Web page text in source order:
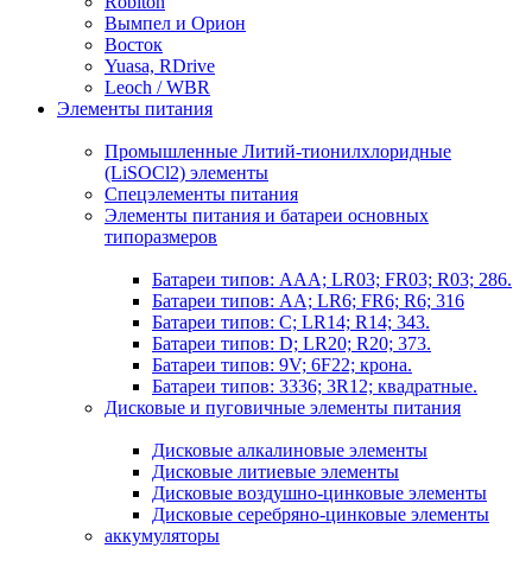
Вымпел и Орион
Восток
Yuasa, RDrive
Leoch / WBR
Элементы питания
Промышленные Литий-тионилхлоридные
(LiSOCl2) элементы
Спецэлементы питания
Элементы питания и батареи основных
типоразмеров
Батареи типов: AAA; LR03; FR03; R03; 286.
Батареи типов: AA; LR6; FR6; R6; 316
Батареи типов: C; LR14; R14; 343.
Батареи типов: D; LR20; R20; 373.
Батареи типов: 9V; 6F22; крона.
Батареи типов: 3336; 3R12; квадратные.
Дисковые и пуговичные элементы питания
Дисковые алкалиновые элементы
Дисковые литиевые элементы
Дисковые воздушно-цинковые элементы
Дисковые серебряно-цинковые элементы
аккумуляторы